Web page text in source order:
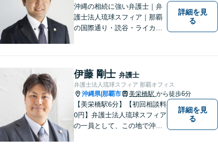
下さい。
沖縄の相続に強い弁護士｜弁
護士法人琉球スフィア｜那覇
の国際通り・読谷・ライカム
す。お気軽にご連絡くださ
い！
詳細を見
る
伊藤 剛士 弁護士
弁護士法人琉球スフィア 那覇オフィス
沖縄県|那覇市 美栄橋駅 から徒歩6分
【美栄橋駅6分】【初回相談料
0円】弁護士法人琉球スフィア
の一員として、この地で沖縄
詳細を見
る